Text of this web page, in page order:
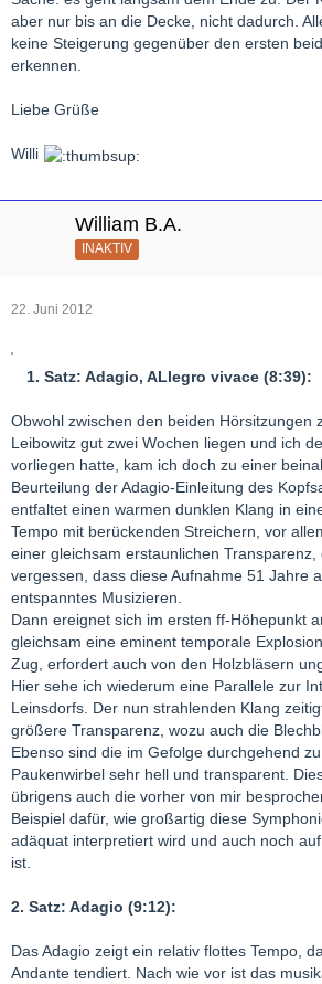
aber nur bis an die Decke, nicht dadurch.
keine Steigerung gegenüber den ersten
erkennen.
Liebe Grüße
Willi
William B.A.
INAKTIV
22. Juni 2012
1. Satz: Adagio, ALlegro vivace (8:39):
Obwohl zwischen den beiden Hörsitzungen
Leibowitz gut zwei Wochen liegen und ich
vorliegen hatte, kam ich doch zu einer
Beurteilung der Adagio-Einleitung des
entfaltet einen warmen dunklen Klang in
Tempo mit berückenden Streichern, vor
einer gleichsam erstaunlichen
vergessen, dass diese Aufnahme 51 Jahre
entspanntes Musizieren.
Dann ereignet sich im ersten ff-Höhepunkt
gleichsam eine eminent temporale
Zug, erfordert auch von den Holzbläsern
Hier sehe ich wiederum eine Parallele zur
Leinsdorfs. Der nun strahlenden Klang
größere Transparenz, wozu auch die
Ebenso sind die im Gefolge durchgehend
Paukenwirbel sehr hell und transparent.
übrigens auch die vorher von mir
Beispiel dafür, wie großartig diese
adäquat interpretiert wird und auch noch
ist.
2. Satz: Adagio (9:12):
Das Adagio zeigt ein relativ flottes Tempo,
Andante tendiert. Nach wie vor ist das